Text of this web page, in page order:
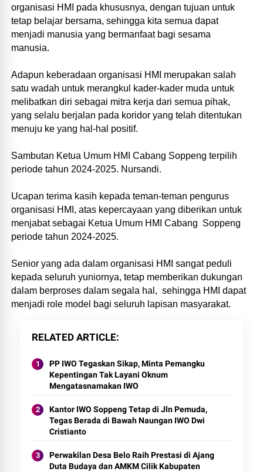
organisasi HMI pada khususnya, dengan tujuan untuk
tetap belajar bersama, sehingga kita semua dapat
menjadi manusia yang bermanfaat bagi sesama
manusia.
Adapun keberadaan organisasi HMI merupakan salah
satu wadah untuk merangkul kader-kader muda untuk
melibatkan diri sebagai mitra kerja dari semua pihak,
yang selalu berjalan pada koridor yang telah ditentukan
menuju ke yang hal-hal positif.
Sambutan Ketua Umum HMI Cabang Soppeng terpilih
periode tahun 2024-2025. Nursandi.
Ucapan terima kasih kepada teman-teman pengurus
organisasi HMI, atas kepercayaan yang diberikan untuk
menjabat sebagai Ketua Umum HMI Cabang Soppeng
periode tahun 2024-2025.
Senior yang ada dalam organisasi HMI sangat peduli
kepada seluruh yuniornya, tetap memberikan dukungan
dalam berproses dalam segala hal, sehingga HMI dapat
menjadi role model bagi seluruh lapisan masyarakat.
RELATED ARTICLE
PP IWO Tegaskan Sikap, Minta Pemangku
Kepentingan Tak Layani Oknum
Mengatasnamakan IWO
Kantor IWO Soppeng Tetap di Jln Pemuda,
Tegas Berada di Bawah Naungan IWO Dwi
Cristianto
Perwakilan Desa Belo Raih Prestasi di Ajang
Duta Budaya dan AMKM Cilik Kabupaten